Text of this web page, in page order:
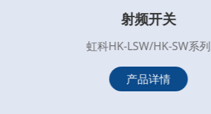
射频开关
虹科HK-LSW/HK-SW系列
产品详情